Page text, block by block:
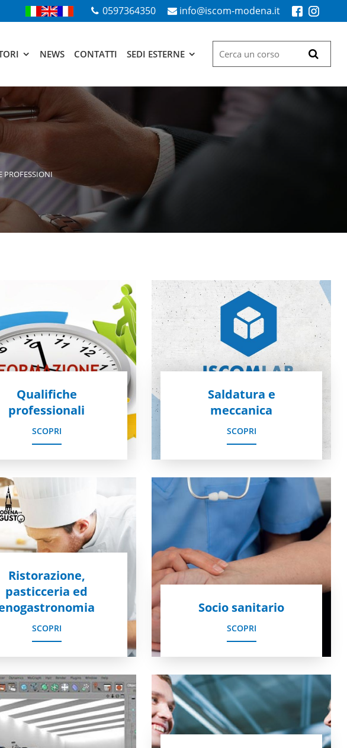
0597364350 info@iscom-modena.it
NEWS CONTATTI SEDI ESTERNE
PROFESSIONI
Qualifiche
professionali
SCOPRI
Saldatura e
meccanica
SCOPRI
Ristorazione,
pasticceria ed
SCOPRI
Socio sanitario
SCOPRI